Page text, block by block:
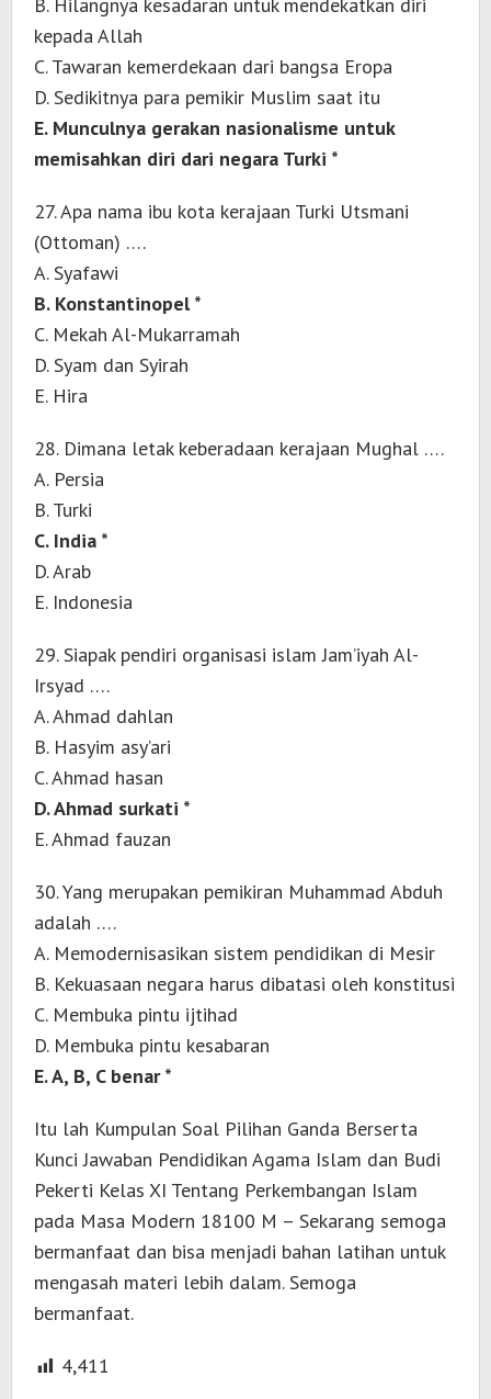
kepada Allah
C. Tawaran kemerdekaan dari bangsa Eropa
D. Sedikitnya para pemikir Muslim saat itu
E. Munculnya gerakan nasionalisme untuk
memisahkan diri dari negara Turki *
27. Apa nama ibu kota kerajaan Turki Utsmani
(Ottoman) ….
A. Syafawi
B. Konstantinopel *
C. Mekah Al-Mukarramah
D. Syam dan Syirah
E. Hira
28. Dimana letak keberadaan kerajaan Mughal ….
A. Persia
B. Turki
C. India *
D. Arab
E. Indonesia
29. Siapak pendiri organisasi islam Jam’iyah Al-
Irsyad ….
A. Ahmad dahlan
B. Hasyim asy’ari
C. Ahmad hasan
D. Ahmad surkati *
E. Ahmad fauzan
30. Yang merupakan pemikiran Muhammad Abduh
adalah ….
A. Memodernisasikan sistem pendidikan di Mesir
B. Kekuasaan negara harus dibatasi oleh konstitusi
C. Membuka pintu ijtihad
D. Membuka pintu kesabaran
E. A, B, C benar *
Itu lah Kumpulan Soal Pilihan Ganda Berserta
Kunci Jawaban Pendidikan Agama Islam dan Budi
Pekerti Kelas XI Tentang Perkembangan Islam
pada Masa Modern 18100 M – Sekarang semoga
bermanfaat dan bisa menjadi bahan latihan untuk
mengasah materi lebih dalam. Semoga
bermanfaat.
4,411